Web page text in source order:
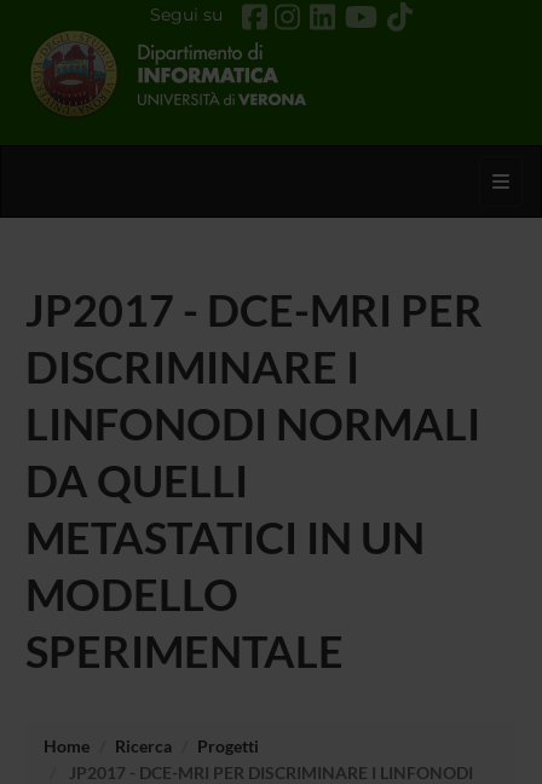
Segui su
JP2017 - DCE-MRI PER
DISCRIMINARE I
LINFONODI NORMALI
DA QUELLI
METASTATICI IN UN
MODELLO
SPERIMENTALE
Home Ricerca
Progetti
JP2017 - DCE-MRI PER DISCRIMINARE I LINFONODI